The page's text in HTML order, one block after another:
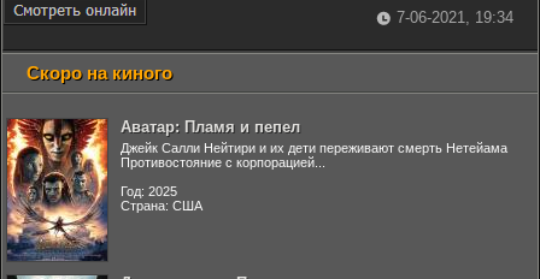
7-06-2021, 19:34
Скоро на киного
Аватар: Пламя и пепел
Джейк Салли Нейтири и их дети переживают смерть Нетейама
Противостояние с корпорацией...
Год: 2025
Страна: США